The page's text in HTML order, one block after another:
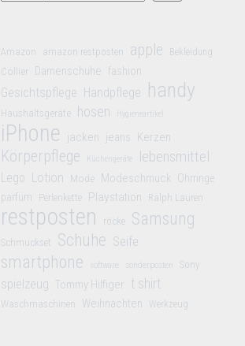
Amazon amazon restposten apple Bekleidung
Collier Damenschuhe fashion
Gesichtspflege Handpflege handy
Haushaltsgeräte hosen Hygieneartikel
iPhone jacken jeans Kerzen
Körperpflege Küchengeräte lebensmittel
Lego Lotion Mode Modeschmuck Ohrringe
parfüm
Perlenkette Playstation Ralph Lauren
restposten röcke Samsung
Schmuckset Schuhe Seife
smartphone software sonderposten Sony
spielzeug Tommy Hilfiger t shirt
Waschmaschinen Weihnachten Werkzeug